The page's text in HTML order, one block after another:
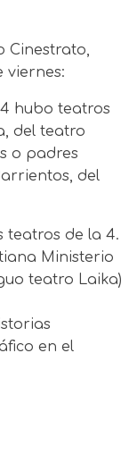
Cinestrato,
viernes:
hubo teatros
del teatro
o padres
del
teatros de la 4.
Ministerio
teatro Laika)
en el